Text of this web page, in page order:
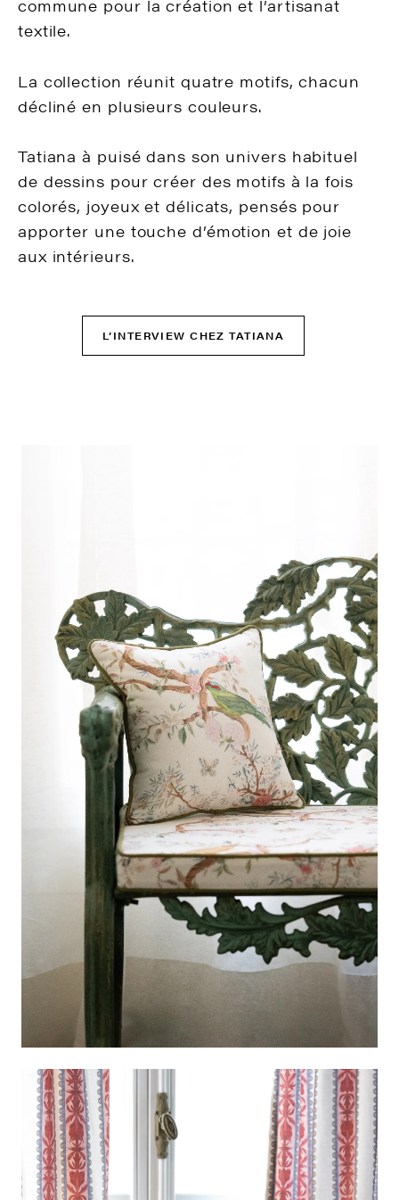
commune pour la création et l’artisanat
textile.
La collection réunit quatre motifs, chacun
décliné en plusieurs couleurs.
Tatiana à puisé dans son univers habituel
de dessins pour créer des motifs à la fois
colorés, joyeux et délicats, pensés pour
apporter une touche d’émotion et de joie
aux intérieurs.
L’INTERVIEW CHEZ TATIANA